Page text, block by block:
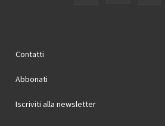
Contatti
Abbonati
Iscriviti alla newsletter